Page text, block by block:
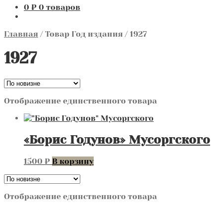
0 ₽ 0 товаров
Главная / Товар Год издания / 1927
1927
Отображение единственного товара
«Борис Годунов» Мусоргского
1500 ₽ В корзину
Отображение единственного товара